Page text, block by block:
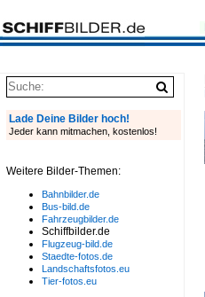
Lade Deine Bilder hoch!
Jeder kann mitmachen, kostenlos!
Weitere Bilder-Themen:
Bahnbilder.de
Bus-bild.de
Fahrzeugbilder.de
Schiffbilder.de
Flugzeug-bild.de
Staedte-fotos.de
Landschaftsfotos.eu
Tier-fotos.eu